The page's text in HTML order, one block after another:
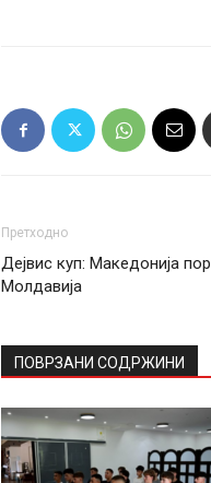
Претходно
Дејвис куп: Македонија
Молдавија
ПОВРЗАНИ СОДРЖИНИ